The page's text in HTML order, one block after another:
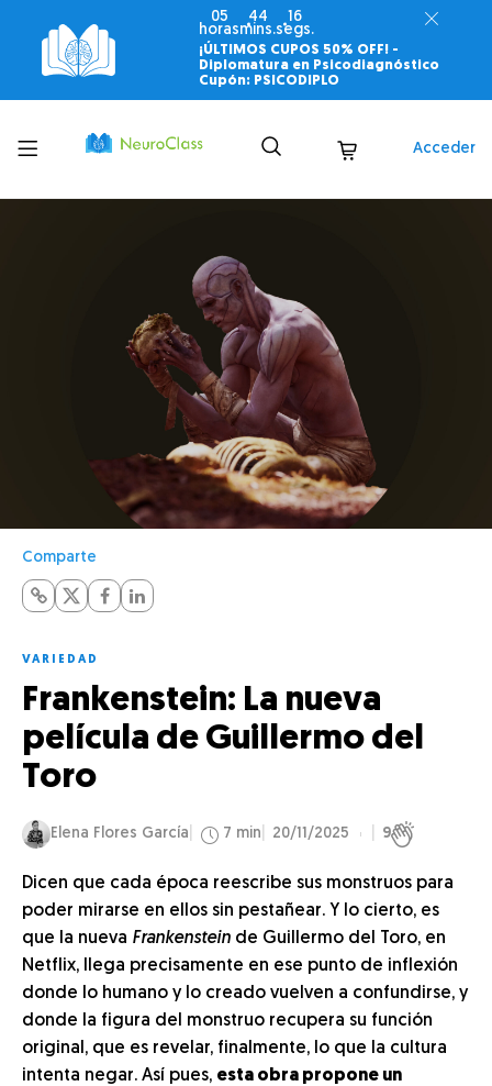
05
horas
44
mins.
14
segs.
¡ÚLTIMOS CUPOS 50% OFF! -
Diplomatura en Psicodiagnóstico
Cupón: PSICODIPLO
Toggle
menu
Acceder
Comparte
VARIEDAD
Frankenstein: La nueva
película de Guillermo del
Toro
Elena Flores García 7 min 20/11/2025 9
Dicen que cada época reescribe sus monstruos para
poder mirarse en ellos sin pestañear. Y lo cierto, es
que la nueva Frankenstein de Guillermo del Toro, en
Netflix, llega precisamente en ese punto de inflexión
donde lo humano y lo creado vuelven a confundirse, y
donde la figura del monstruo recupera su función
original, que es revelar, finalmente, lo que la cultura
intenta negar. Así pues, esta obra propone un